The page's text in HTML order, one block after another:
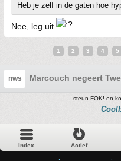
Heb je zelf in de gaten hoe
Nee, leg uit
1 2 3 4 5
nws Marcouch negeert
steun FOK! en
Index Actief